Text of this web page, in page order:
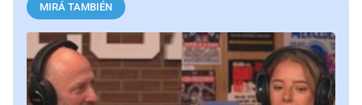
MIRÁ TAMBIÉN